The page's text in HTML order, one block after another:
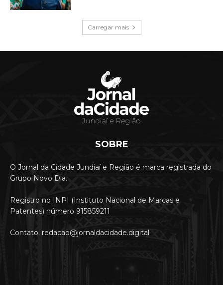
Carregar mais
SOBRE
O Jornal da Cidade Jundiaí e Região é marca registrada do
Grupo Novo Dia.
Registro no INPI (Instituto Nacional de Marcas e
Patentes) número 915859211
Contato: redacao@jornaldacidade.digital